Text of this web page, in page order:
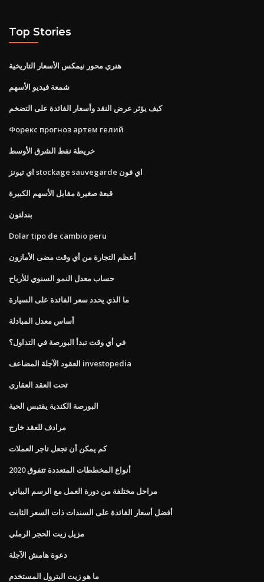
Top Stories
هنري محور نيمكس الأسعار التاريخية
شمعة فيديو الأسهم
كيف يؤثر عرض النقد وأسعار الفائدة على التضخم
Форекс прогноз артем гелий
خريطة نفط الشرق الأوسط
اي تيونز stockage sauvegarde اي فون
قبعة صغيرة مقابل الأسهم الكبيرة
بندلتون
Dolar tipo de cambio peru
أعظم التجارة من أي وقت مضى الأمازون
حساب معدل النمو السنوي للأرباح
ما الذي يحدد سعر الفائدة على السيارة
أساس معدل المبادلة
في أي وقت تبدأ البورصة في التداول؟
العقود الآجلة المضاعف investopedia
تحت العقد العقاري
البورصة الكندية يقتبس الحية
مرادف للعقد خارج
كم يمكن أن تجعل تاجر العملات
أنواع المخططات المتعددة تتفوق 2020
مراحل مختلفة من دورة العمل مع الرسم البياني
أفضل أسعار الفائدة على السندات ذات السعر الثابت
مزيل زيت الحجر الرملي
دعوة هامش الآجلة
ما هو زيت البترول المستخدم